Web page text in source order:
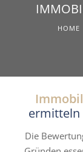
HOME
ermitteln
Die